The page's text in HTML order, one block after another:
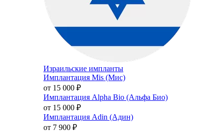
Израильские импланты
Имплантация Mis (Мис)
от 15 000 ₽
Имплантация Alpha Bio (Альфа Био)
от 15 000 ₽
Имплантация Adin (Адин)
от 7 900 ₽